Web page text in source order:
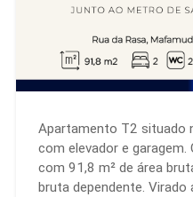
Apartamento T2 situado
com elevador e garagem.
com 91,8 m² de área
bruta dependente.